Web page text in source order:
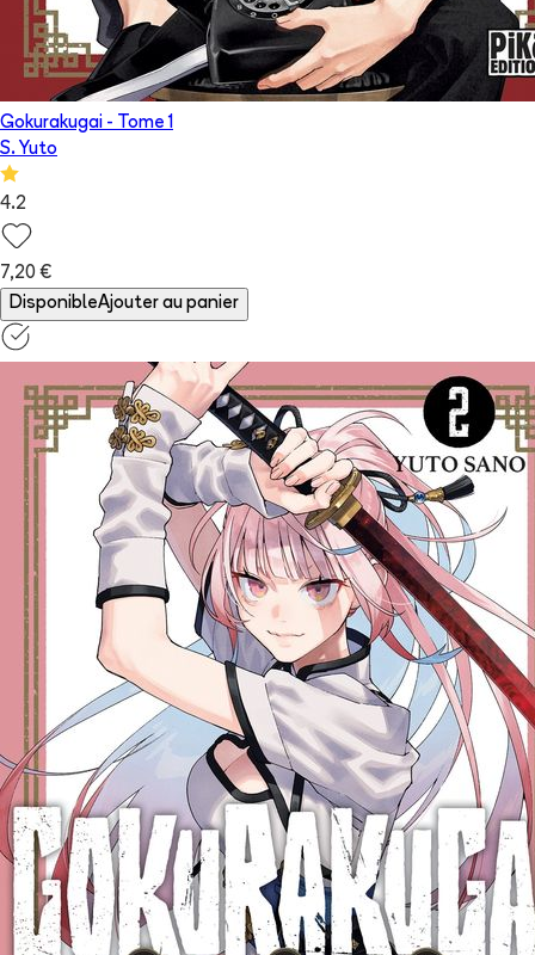
Gokurakugai - Tome 1
S. Yuto
4.2
7,20 €
DisponibleAjouter au panier